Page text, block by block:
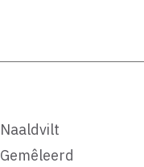
Naaldvilt
Gemêleerd